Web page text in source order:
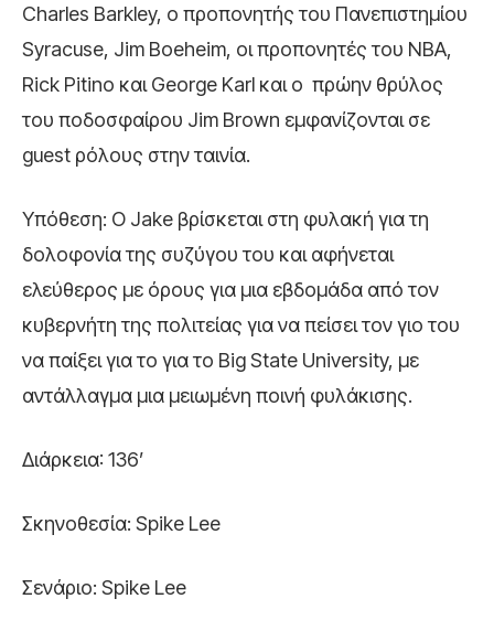
Charles Barkley, ο προπονητής του Πανεπιστημίου
Syracuse, Jim Boeheim, οι προπονητές του NBA,
Rick Pitino και George Karl και ο πρώην θρύλος
του ποδοσφαίρου Jim Brown εμφανίζονται σε
guest ρόλους στην ταινία.
Υπόθεση: Ο Jake βρίσκεται στη φυλακή για τη
δολοφονία της συζύγου του και αφήνεται
ελεύθερος με όρους για μια εβδομάδα από τον
κυβερνήτη της πολιτείας για να πείσει τον γιο του
να παίξει για το για το Big State University, με
αντάλλαγμα μια μειωμένη ποινή φυλάκισης.
Διάρκεια: 136’
Σκηνοθεσία: Spike Lee
Σενάριο: Spike Lee